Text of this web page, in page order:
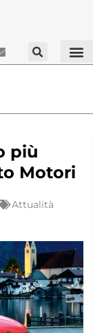
più
Motori
Attualità